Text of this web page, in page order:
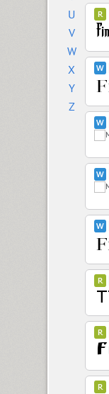
U
V
W
X
Y
Z